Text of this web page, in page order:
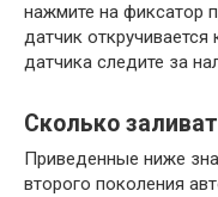
нажмите на фиксатор
датчик
датчика следите за
Сколько
Приведенные ниже
второго поколения